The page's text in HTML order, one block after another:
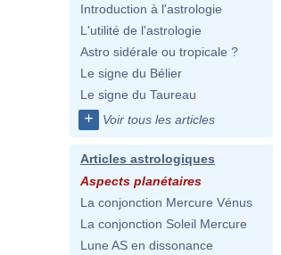
Introduction à l'astrologie
L'utilité de l'astrologie
Astro sidérale ou tropicale ?
Le signe du Bélier
Le signe du Taureau
+ Voir tous les articles
Articles astrologiques
Aspects planétaires
La conjonction Mercure Vénus
La conjonction Soleil Mercure
Lune AS en dissonance